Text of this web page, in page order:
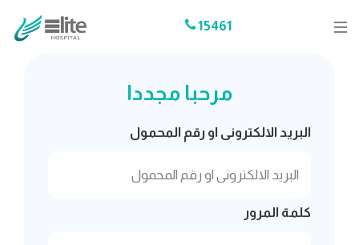
15461
مرحبا مجددا
البريد الالكترونى او رقم المحمول
كلمة المرور